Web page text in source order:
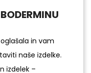
in vam
naše izdelke.
izdelek –